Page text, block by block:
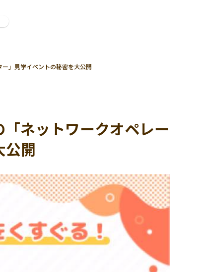
」見学イベントの秘密を大公開
ネットワークオペレー
公開